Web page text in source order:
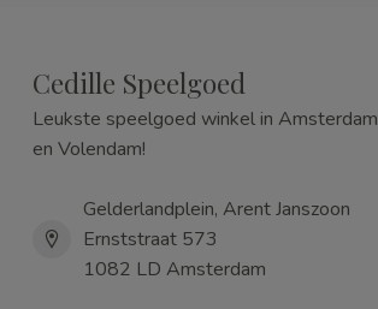
Cedille Speelgoed
Leukste speelgoed winkel in Amsterdam
en Volendam!
Gelderlandplein, Arent Janszoon
Ernststraat 573
1082 LD Amsterdam